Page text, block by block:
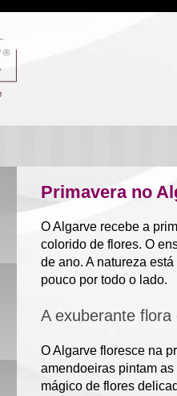
Primavera no
O Algarve recebe a
colorido de flores. O
de ano. A natureza
pouco por todo o lado.
A exuberante
O Algarve floresce na
amendoeiras pintam
mágico de flores